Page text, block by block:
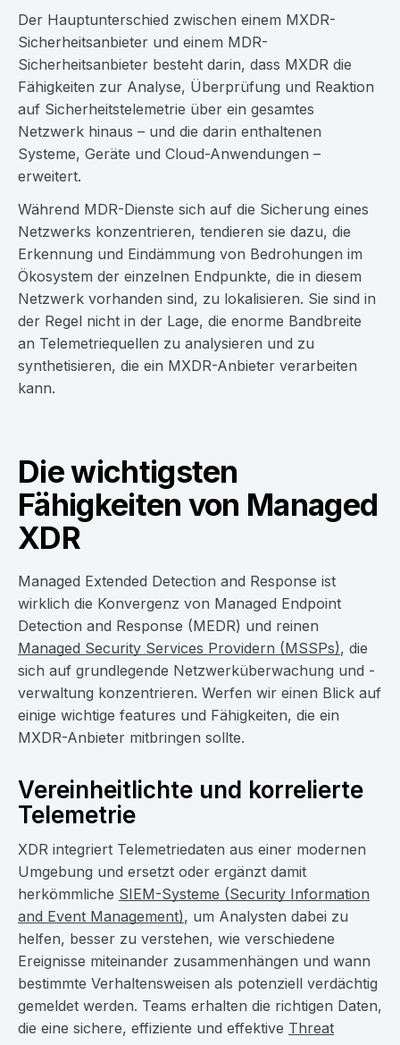
Der Hauptunterschied zwischen einem MXDR-
Sicherheitsanbieter und einem MDR-
Sicherheitsanbieter besteht darin, dass MXDR die
Fähigkeiten zur Analyse, Überprüfung und Reaktion
auf Sicherheitstelemetrie über ein gesamtes
Netzwerk hinaus – und die darin enthaltenen
Systeme, Geräte und Cloud-Anwendungen –
erweitert.
Während MDR-Dienste sich auf die Sicherung eines
Netzwerks konzentrieren, tendieren sie dazu, die
Erkennung und Eindämmung von Bedrohungen im
Ökosystem der einzelnen Endpunkte, die in diesem
Netzwerk vorhanden sind, zu lokalisieren. Sie sind in
der Regel nicht in der Lage, die enorme Bandbreite
an Telemetriequellen zu analysieren und zu
synthetisieren, die ein MXDR-Anbieter verarbeiten
kann.
Die wichtigsten
Fähigkeiten von Managed
XDR
Managed Extended Detection and Response ist
wirklich die Konvergenz von Managed Endpoint
Detection and Response (MEDR) und reinen
Managed Security Services Providern (MSSPs), die
sich auf grundlegende Netzwerküberwachung und -
verwaltung konzentrieren. Werfen wir einen Blick auf
einige wichtige features und Fähigkeiten, die ein
MXDR-Anbieter mitbringen sollte.
Vereinheitlichte und korrelierte
Telemetrie
XDR integriert Telemetriedaten aus einer modernen
Umgebung und ersetzt oder ergänzt damit
herkömmliche SIEM-Systeme (Security Information
and Event Management), um Analysten dabei zu
helfen, besser zu verstehen, wie verschiedene
Ereignisse miteinander zusammenhängen und wann
bestimmte Verhaltensweisen als potenziell verdächtig
gemeldet werden. Teams erhalten die richtigen Daten,
die eine sichere, effiziente und effektive Threat